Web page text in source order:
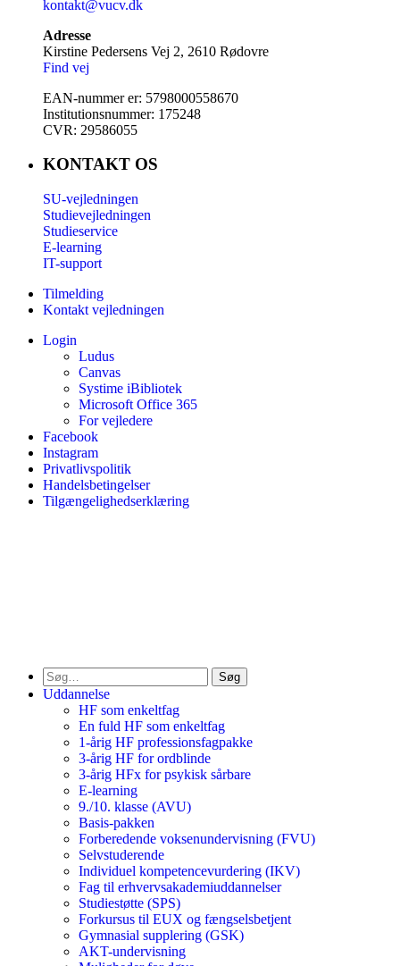
kontakt@vucv.dk
Adresse
Kirstine Pedersens Vej 2, 2610 Rødovre
Find vej
EAN-nummer er: 5798000558670
Institutionsnummer: 175248
CVR: 29586055
KONTAKT OS
SU-vejledningen
Studievejledningen
Studieservice
E-learning
IT-support
Tilmelding
Kontakt vejledningen
Login
Ludus
Canvas
Systime iBibliotek
Microsoft Office 365
For vejledere
Facebook
Instagram
Privatlivspolitik
Handelsbetingelser
Tilgængelighedserklæring
Søg
Uddannelse
HF som enkeltfag
En fuld HF som enkeltfag
1-årig HF professionsfagpakke
3-årig HF for ordblinde
3-årig HFx for psykisk sårbare
E-learning
9./10. klasse (AVU)
Basis-pakken
Forberedende voksenundervisning (FVU)
Selvstuderende
Individuel kompetencevurdering (IKV)
Fag til erhvervsakademiuddannelser
Studiestøtte (SPS)
Forkursus til EUX og fængselsbetjent
Gymnasial supplering (GSK)
AKT-undervisning